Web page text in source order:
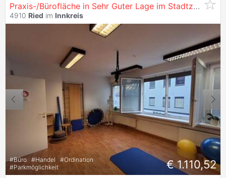
Praxis-/Bürofläche in Sehr Guter Lage im Stadtzentrum von
4910 Ried im Innkreis
#Büro #Handel #Ordination
#Parkmöglichkeit € 1.110,52